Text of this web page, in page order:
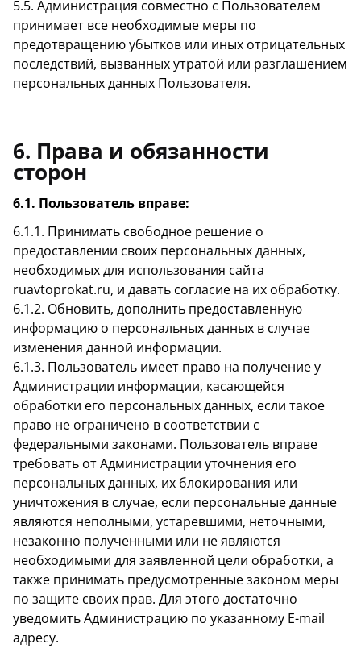
5.5. Администрация совместно с Пользователем
принимает все необходимые меры по
предотвращению убытков или иных отрицательных
последствий, вызванных утратой или разглашением
персональных данных Пользователя.
6. Права и обязанности
сторон
6.1. Пользователь вправе:
6.1.1. Принимать свободное решение о
предоставлении своих персональных данных,
необходимых для использования сайта
ruavtoprokat.ru, и давать согласие на их обработку.
6.1.2. Обновить, дополнить предоставленную
информацию о персональных данных в случае
изменения данной информации.
6.1.3. Пользователь имеет право на получение у
Администрации информации, касающейся
обработки его персональных данных, если такое
право не ограничено в соответствии с
федеральными законами. Пользователь вправе
требовать от Администрации уточнения его
персональных данных, их блокирования или
уничтожения в случае, если персональные данные
являются неполными, устаревшими, неточными,
незаконно полученными или не являются
необходимыми для заявленной цели обработки, а
также принимать предусмотренные законом меры
по защите своих прав. Для этого достаточно
уведомить Администрацию по указанному E-mail
адресу.